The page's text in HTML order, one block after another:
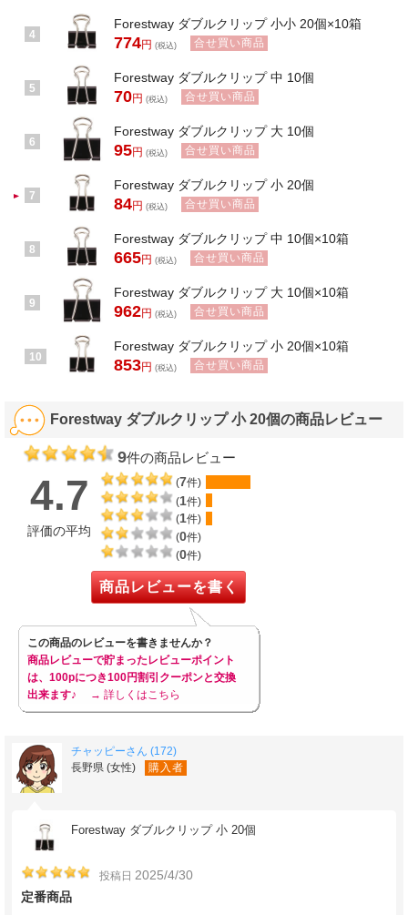
4
Forestway ダブルクリップ 小小 20個×10箱
774円 (税込) 合せ買い商品
5
Forestway ダブルクリップ 中 10個
70円 (税込) 合せ買い商品
6
Forestway ダブルクリップ 大 10個
95円 (税込) 合せ買い商品
7
Forestway ダブルクリップ 小 20個
84円 (税込) 合せ買い商品
8
Forestway ダブルクリップ 中 10個×10箱
665円 (税込) 合せ買い商品
9
Forestway ダブルクリップ 大 10個×10箱
962円 (税込) 合せ買い商品
10
Forestway ダブルクリップ 小 20個×10箱
853円 (税込) 合せ買い商品
Forestway ダブルクリップ 小 20個の商品レビュー
9件の商品レビュー
4.7
評価の平均
(7件)
(1件)
(1件)
(0件)
(0件)
商品レビューを書く
この商品のレビューを書きませんか？
商品レビューで貯まったレビューポイント
は、100pにつき100円割引クーポンと交換
出来ます♪
→ 詳しくはこちら
チャッピーさん (172)
長野県 (女性)
購入者
Forestway ダブルクリップ 小 20個
投稿日 2025/4/30
定番商品